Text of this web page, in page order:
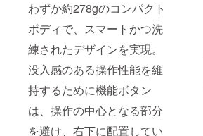
わずか約278gのコンパクト
ボディで、スマートかつ洗
練されたデザインを実現。
没入感のある操作性能を維
持するために機能ボタン
は、操作の中心となる部分
を避け、右下に配置してい